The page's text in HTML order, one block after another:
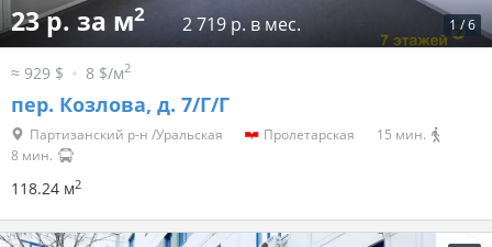
1 /6
23 р. за м2 2 719 р. в мес.
≈ 929 $ 8 $/м2
пер. Козлова, д. 7/Г/Г
Партизанский р-н /Уральская Пролетарская
15 мин.
8 мин.
118.24 м2